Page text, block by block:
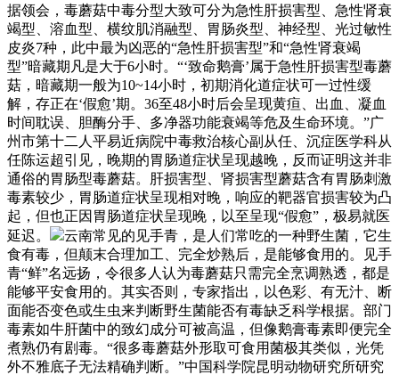
据领会，毒蘑菇中毒分型大致可分为急性肝损害型、急性肾衰
竭型、溶血型、横纹肌消融型、胃肠炎型、神经型、光过敏性
皮炎7种，此中最为凶恶的“急性肝损害型”和“急性肾衰竭
型”暗藏期凡是大于6小时。“‘致命鹅膏’属于急性肝损害型毒蘑
菇，暗藏期一般为10~14小时，初期消化道症状可一过性缓
解，存正在‘假愈’期。36至48小时后会呈现黄疸、出血、凝血
时间耽误、胆酶分手、多净器功能衰竭等危及生命环境。”广
州市第十二人平易近病院中毒救治核心副从任、沉症医学科从
任陈运超引见，晚期的胃肠道症状呈现越晚，反而证明这并非
通俗的胃肠型毒蘑菇。肝损害型、肾损害型蘑菇含有胃肠刺激
毒素较少，胃肠道症状呈现相对晚，响应的靶器官损害较为凸
起，但也正因胃肠道症状呈现晚，以至呈现“假愈”，极易就医
延迟。
云南常见的见手青，是人们常吃的一种野生菌，它生
食有毒，但颠末合理加工、完全炒熟后，是能够食用的。见手
青“鲜”名远扬，令很多人认为毒蘑菇只需完全烹调熟透，都是
能够平安食用的。其实否则，专家指出，以色彩、有无汁、断
面能否变色或生虫来判断野生菌能否有毒缺乏科学根据。部门
毒素如牛肝菌中的致幻成分可被高温，但像鹅膏毒素即便完全
煮熟仍有剧毒。“很多毒蘑菇外形取可食用菌极其类似，光凭
外不雅底子无法精确判断。”中国科学院昆明动物研究所研究